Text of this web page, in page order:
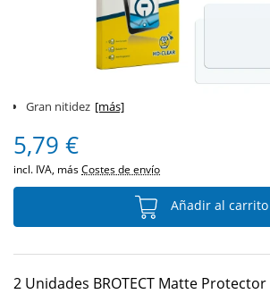
Gran nitidez [más]
5,79 €
incl. IVA, másCostes de envío
Añadir al carrito
2 Unidades BROTECT Matte